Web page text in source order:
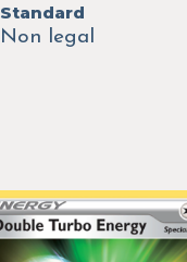
Standard
Non legal